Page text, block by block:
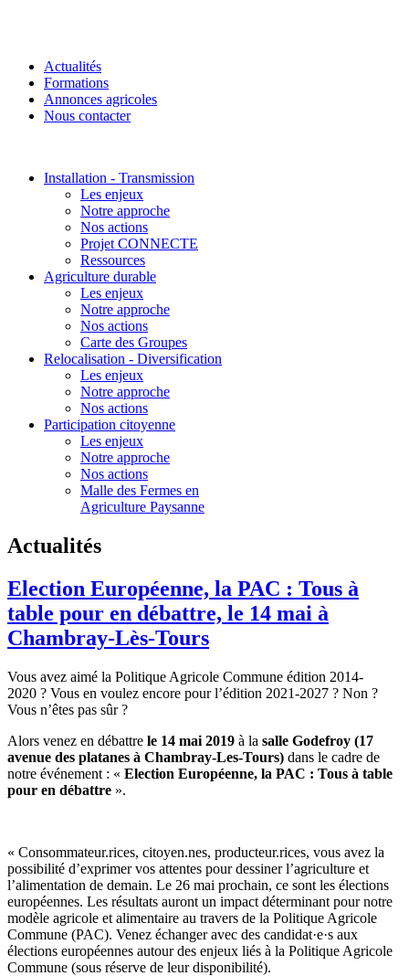
Actualités
Formations
Annonces agricoles
Nous contacter
Installation - Transmission
Les enjeux
Notre approche
Nos actions
Projet CONNECTE
Ressources
Agriculture durable
Les enjeux
Notre approche
Nos actions
Carte des Groupes
Relocalisation - Diversification
Les enjeux
Notre approche
Nos actions
Participation citoyenne
Les enjeux
Notre approche
Nos actions
Malle des Fermes en
Agriculture Paysanne
Actualités
Election Européenne, la PAC : Tous à
table pour en débattre, le 14 mai à
Chambray-Lès-Tours
Vous avez aimé la Politique Agricole Commune édition 2014-
2020 ? Vous en voulez encore pour l’édition 2021-2027 ? Non ?
Vous n’êtes pas sûr ?
Alors venez en débattre le 14 mai 2019 à la salle Godefroy (17
avenue des platanes à Chambray-Les-Tours) dans le cadre de
notre événement : « Election Européenne, la PAC : Tous à table
pour en débattre ».
« Consommateur.rices, citoyen.nes, producteur.rices, vous avez la
possibilité d’exprimer vos attentes pour dessiner l’agriculture et
l’alimentation de demain. Le 26 mai prochain, ce sont les élections
européennes. Les résultats auront un impact déterminant pour notre
modèle agricole et alimentaire au travers de la Politique Agricole
Commune (PAC). Venez échanger avec des candidat·e·s aux
élections européennes autour des enjeux liés à la Politique Agricole
Commune (sous réserve de leur disponibilité).